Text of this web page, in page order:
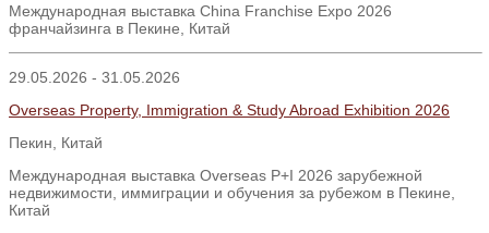
Международная выставка China Franchise Expo 2026
франчайзинга в Пекине, Китай
29.05.2026 - 31.05.2026
Overseas Property, Immigration & Study Abroad Exhibition 2026
Пекин, Китай
Международная выставка Overseas P+I 2026 зарубежной
недвижимости, иммиграции и обучения за рубежом в Пекине,
Китай